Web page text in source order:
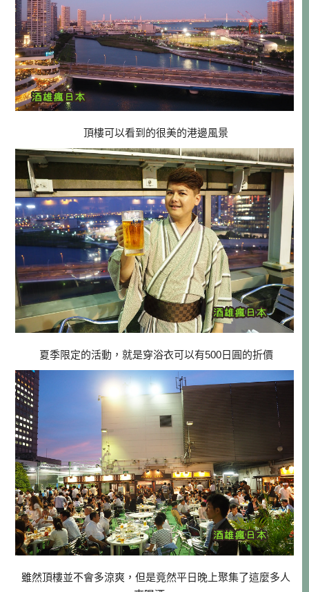
頂樓可以看到的很美的港邊風景
夏季限定的活動，就是穿浴衣可以有500日圓的折價
雖然頂樓並不會多涼爽，但是竟然平日晚上聚集了這麼多人